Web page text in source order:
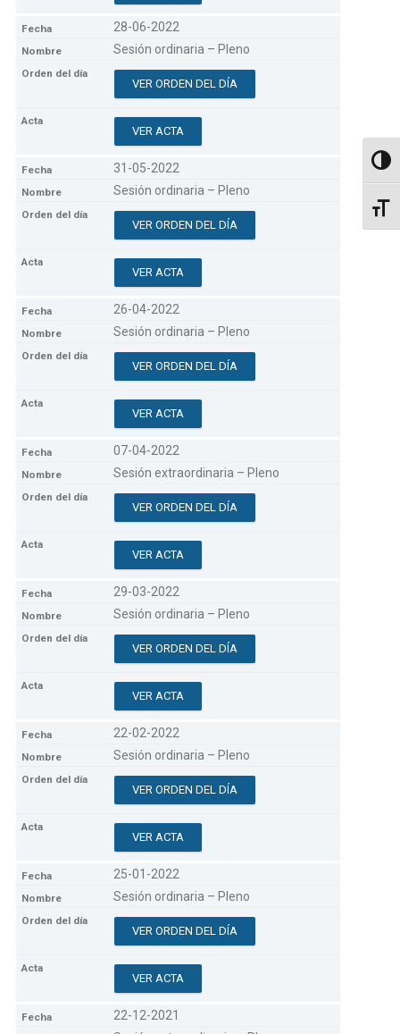
28-06-2022
Sesión ordinaria – Pleno
VER ORDEN DEL DÍA
VER ACTA
31-05-2022
Sesión ordinaria – Pleno
VER ORDEN DEL DÍA
VER ACTA
26-04-2022
Sesión ordinaria – Pleno
VER ORDEN DEL DÍA
VER ACTA
07-04-2022
Sesión extraordinaria – Pleno
VER ORDEN DEL DÍA
VER ACTA
29-03-2022
Sesión ordinaria – Pleno
VER ORDEN DEL DÍA
VER ACTA
22-02-2022
Sesión ordinaria – Pleno
VER ORDEN DEL DÍA
VER ACTA
25-01-2022
Sesión ordinaria – Pleno
VER ORDEN DEL DÍA
VER ACTA
22-12-2021